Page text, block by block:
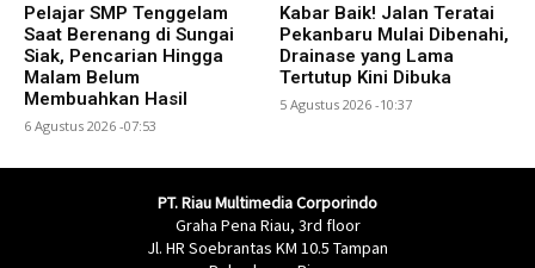
Pelajar SMP Tenggelam
Saat Berenang di Sungai
Siak, Pencarian Hingga
Malam Belum
Membuahkan Hasil
6 Agustus 2026 -07:53
Kabar Baik! Jalan Teratai
Pekanbaru Mulai Dibenahi,
Drainase yang Lama
Tertutup Kini Dibuka
5 Agustus 2026 -10:37
PT. Riau Multimedia Corporindo
Graha Pena Riau, 3rd floor
Jl. HR Soebrantas KM 10.5 Tampan